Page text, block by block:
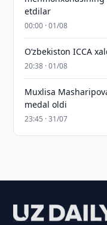
etdilar
00:00 · 01/08
O‘zbekiston ICCA
20:38 · 01/08
Muxlisa
medal oldi
23:45 · 31/07